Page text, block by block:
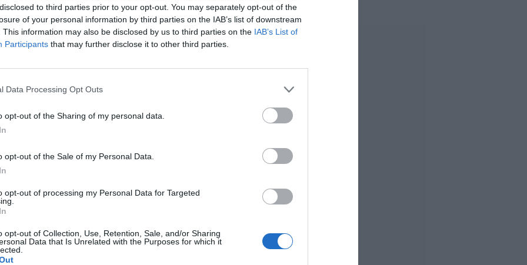
to third parties prior to your opt-out. You may separately opt-out of the
of your personal information by third parties on the IAB’s list of downstream
This information may also be disclosed by us to third parties on the IAB’s List of
Participants that may further disclose it to other third parties.
Data Processing Opt Outs
opt-out of the Sharing of my personal data.
opt-out of the Sale of my Personal Data.
opt-out of processing my Personal Data for Targeted
opt-out of Collection, Use, Retention, Sale, and/or Sharing
Data that Is Unrelated with the Purposes for which it
fuente preferida de Google de forma gratuita.
este lunes a un hombre acusado de
sentimental, de 27 años, en el domicilio
Alcoy.
de la Comunitat Valenciana (TSJCV), el
9.30 horas en el Tribunal del Jurado y se
califica lo ocurrido bajo los delitos de
octubre de 2022 y el jurado deberá decidir
individuo, que habría amenazado de
cogió un cuchillo de unos 15